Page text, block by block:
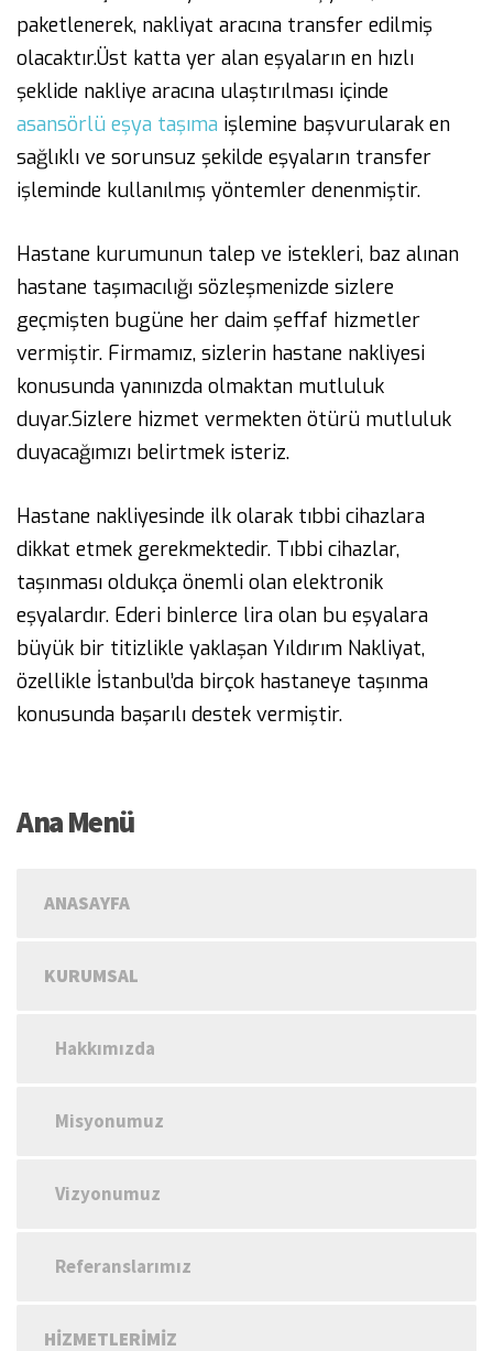
paketlenerek, nakliyat aracına transfer edilmiş
olacaktır.Üst katta yer alan eşyaların en hızlı
şeklide nakliye aracına ulaştırılması içinde
asansörlü eşya taşıma işlemine başvurularak en
sağlıklı ve sorunsuz şekilde eşyaların transfer
işleminde kullanılmış yöntemler denenmiştir.
Hastane kurumunun talep ve istekleri, baz alınan
hastane taşımacılığı sözleşmenizde sizlere
geçmişten bugüne her daim şeffaf hizmetler
vermiştir. Firmamız, sizlerin hastane nakliyesi
konusunda yanınızda olmaktan mutluluk
duyar.Sizlere hizmet vermekten ötürü mutluluk
duyacağımızı belirtmek isteriz.
Hastane nakliyesinde ilk olarak tıbbi cihazlara
dikkat etmek gerekmektedir. Tıbbi cihazlar,
taşınması oldukça önemli olan elektronik
eşyalardır. Ederi binlerce lira olan bu eşyalara
büyük bir titizlikle yaklaşan Yıldırım Nakliyat,
özellikle İstanbul’da birçok hastaneye taşınma
konusunda başarılı destek vermiştir.
Ana Menü
ANASAYFA
KURUMSAL
Hakkımızda
Misyonumuz
Vizyonumuz
Referanslarımız
HIZMETLERIMIZ